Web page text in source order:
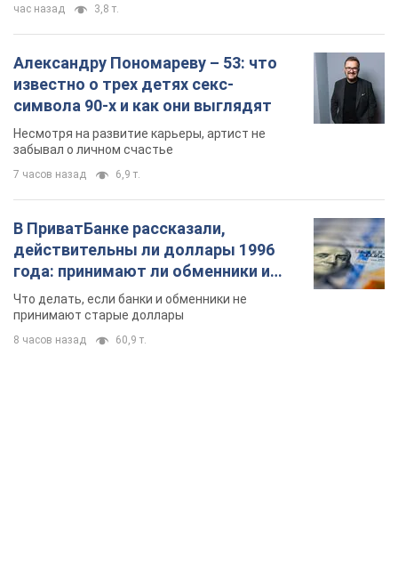
час назад 3,8 т.
Александру Пономареву – 53: что
известно о трех детях секс-
символа 90-х и как они выглядят
Несмотря на развитие карьеры, артист не
забывал о личном счастье
7 часов назад 6,9 т.
В ПриватБанке рассказали,
действительны ли доллары 1996
года: принимают ли обменники и
банки такие купюры
Что делать, если банки и обменники не
принимают старые доллары
8 часов назад 60,9 т.